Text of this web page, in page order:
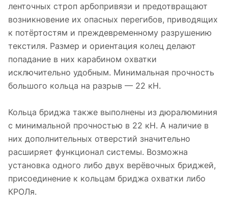
ленточных строп арбопривязи и предотвращают
возникновение их опасных перегибов, приводящих
к потёртостям и преждевременному разрушению
текстиля. Размер и ориентация колец делают
попадание в них карабином охватки
исключительно удобным. Минимальная прочность
большого кольца на разрыв — 22 кН.
Кольца бриджа также выполнены из дюралюминия
с минимальной прочностью в 22 кН. А наличие в
них дополнительных отверстий значительно
расширяет функционал системы. Возможна
установка одного либо двух верёвочных бриджей,
присоединение к кольцам бриджа охватки либо
КРОЛя.